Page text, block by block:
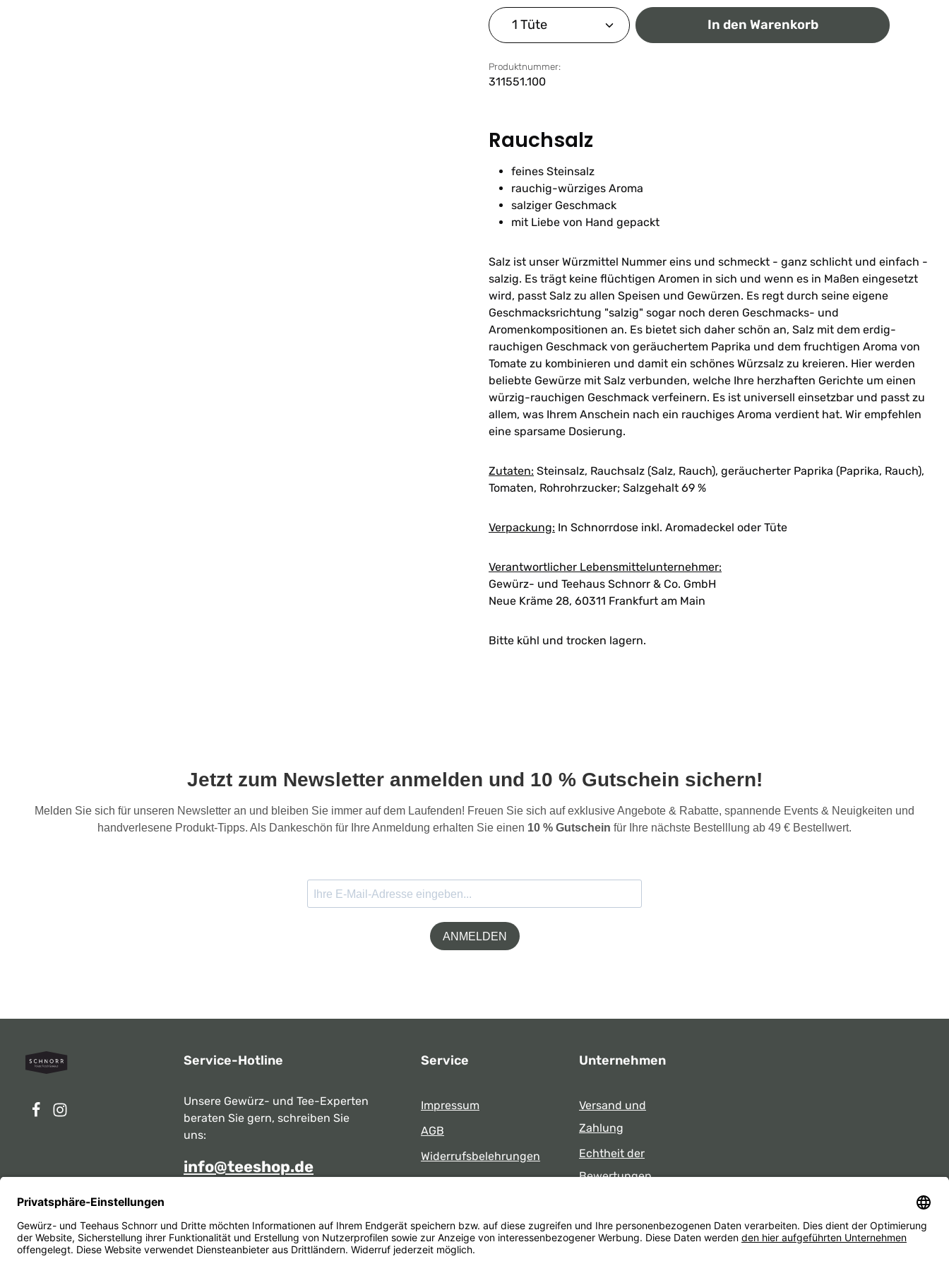
Produkt Anzahl: Gib den gewünschten Wert ein oder
In den Warenkorb
Produktnummer:
311551.100
Rauchsalz
feines Steinsalz
rauchig-würziges Aroma
salziger Geschmack
mit Liebe von Hand gepackt
Salz ist unser Würzmittel Nummer eins und schmeckt - ganz schlicht und einfach -
salzig. Es trägt keine flüchtigen Aromen in sich und wenn es in Maßen eingesetzt
wird, passt Salz zu allen Speisen und Gewürzen. Es regt durch seine eigene
Geschmacksrichtung "salzig" sogar noch deren Geschmacks- und
Aromenkompositionen an. Es bietet sich daher schön an, Salz mit dem erdig-
rauchigen Geschmack von geräuchertem Paprika und dem fruchtigen Aroma von
Tomate zu kombinieren und damit ein schönes Würzsalz zu kreieren. Hier werden
beliebte Gewürze mit Salz verbunden, welche Ihre herzhaften Gerichte um einen
würzig-rauchigen Geschmack verfeinern. Es ist universell einsetzbar und passt zu
allem, was Ihrem Anschein nach ein rauchiges Aroma verdient hat. Wir empfehlen
eine sparsame Dosierung.
Zutaten: Steinsalz, Rauchsalz (Salz, Rauch), geräucherter Paprika (Paprika, Rauch),
Tomaten, Rohrohrzucker; Salzgehalt 69 %
Verpackung: In Schnorrdose inkl. Aromadeckel oder Tüte
Verantwortlicher Lebensmittelunternehmer:
Gewürz- und Teehaus Schnorr & Co. GmbH
Neue Kräme 28, 60311 Frankfurt am Main
Bitte kühl und trocken lagern.
Jetzt zum Newsletter anmelden und 10 % Gutschein sichern!
Melden Sie sich für unseren Newsletter an und bleiben Sie immer auf dem Laufenden! Freuen Sie sich auf exklusive Angebote & Rabatte, spannende Events & Neuigkeiten und
handverlesene Produkt-Tipps. Als Dankeschön für Ihre Anmeldung erhalten Sie einen 10 % Gutschein für Ihre nächste Bestelllung ab 49 € Bestellwert.
ANMELDEN
Service-Hotline
Unsere Gewürz- und Tee-Experten
beraten Sie gern, schreiben Sie
uns:
info@teeshop.de
Mo - Sa zwischen 10:00 - 17:00 Uhr
unter:
Service
Impressum
AGB
Widerrufsbelehrungen
Datenschutz
Unternehmen
Versand und
Zahlung
Echtheit der
Bewertungen
Laden